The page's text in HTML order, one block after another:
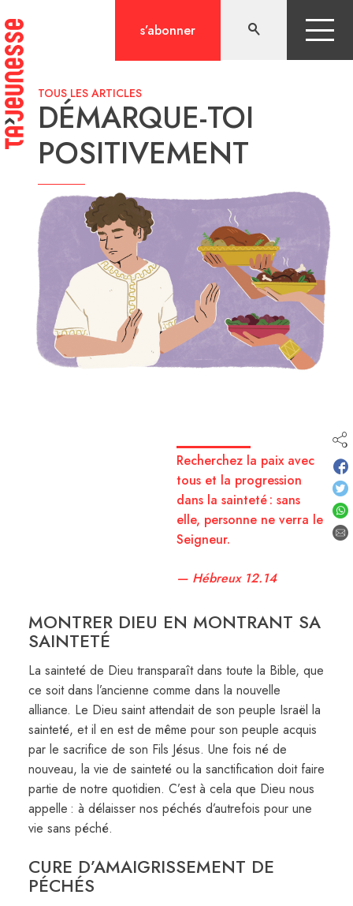
au
contenu
s’abonner
TOUS LES ARTICLES
DÉMARQUE-TOI
POSITIVEMENT
Recherchez la paix avec
tous et la progression
dans la sainteté : sans
elle, personne ne verra le
Seigneur.
— Hébreux 12.14
MONTRER DIEU EN MONTRANT SA
SAINTETÉ
La sainteté de Dieu transparaît dans toute la Bible, que
ce soit dans l’ancienne comme dans la nouvelle
alliance. Le Dieu saint attendait de son peuple Israël la
sainteté, et il en est de même pour son peuple acquis
par le sacrifice de son Fils Jésus. Une fois né de
nouveau, la vie de sainteté ou la sanctification doit faire
partie de notre quotidien. C’est à cela que Dieu nous
appelle : à délaisser nos péchés d’autrefois pour une
vie sans péché.
CURE D’AMAIGRISSEMENT DE
PÉCHÉS